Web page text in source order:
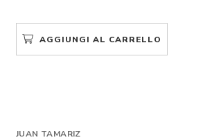
AGGIUNGI AL CARRELLO
JUAN TAMARIZ